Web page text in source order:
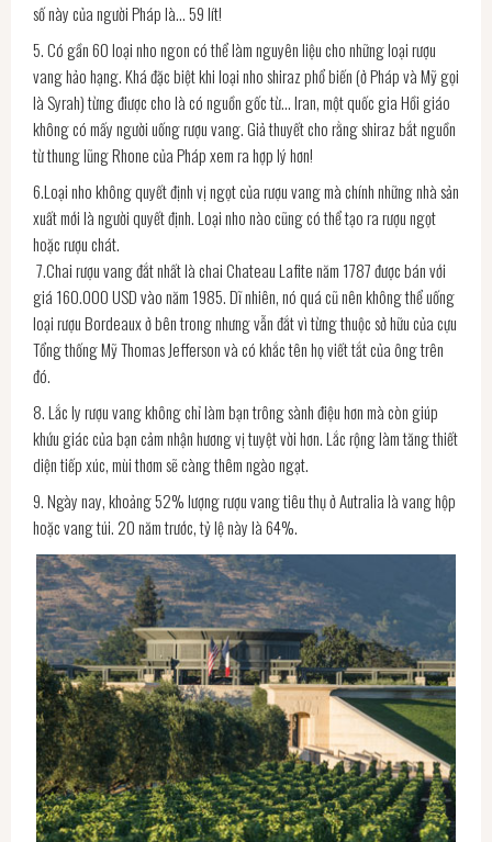
số này của người Pháp là… 59 lít!
5. Có gần 60 loại nho ngon có thể làm nguyên liệu cho những loại rượu
vang hảo hạng. Khá đặc biệt khi loại nho shiraz phổ biến (ở Pháp và Mỹ gọi
là Syrah) từng điược cho là có nguồn gốc từ… Iran, một quốc gia Hồi giáo
không có mấy người uống rượu vang. Giả thuyết cho rằng shiraz bắt nguồn
từ thung lũng Rhone của Pháp xem ra hợp lý hơn!
6.Loại nho không quyết định vị ngọt của rượu vang mà chính những nhà sản
xuất mới là người quyết định. Loại nho nào cũng có thể tạo ra rượu ngọt
hoặc rượu chát.
7.Chai rượu vang đắt nhất là chai Chateau Lafite năm 1787 được bán với
giá 160.000 USD vào năm 1985. Dĩ nhiên, nó quá cũ nên không thể uống
loại rượu Bordeaux ở bên trong nhưng vẫn đắt vì từng thuộc sở hữu của cựu
Tổng thống Mỹ Thomas Jefferson và có khắc tên họ viết tắt của ông trên
đó.
8. Lắc ly rượu vang không chỉ làm bạn trông sành điệu hơn mà còn giúp
khứu giác của bạn cảm nhận hương vị tuyệt vời hơn. Lắc rộng làm tăng thiết
diện tiếp xúc, mùi thơm sẽ càng thêm ngào ngạt.
9. Ngày nay, khoảng 52% lượng rượu vang tiêu thụ ở Autralia là vang hộp
hoặc vang túi. 20 năm trước, tỷ lệ này là 64%.